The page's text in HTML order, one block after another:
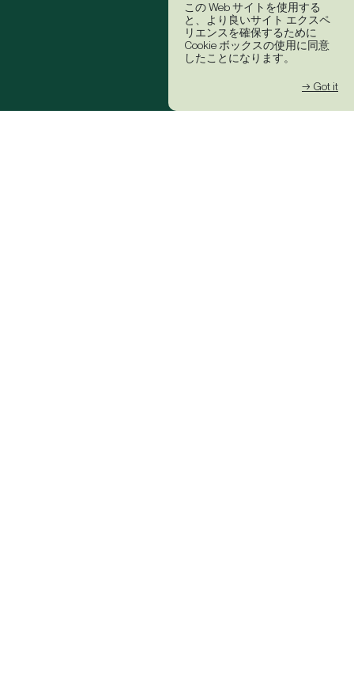
この Web サイトを使用する
と、より良いサイト エクスペ
リエンスを確保するために
Cookie ボックスの使用に同意
したことになります。
→ Got it